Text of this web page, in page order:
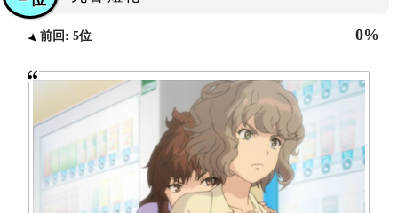
前回: 5位 0%